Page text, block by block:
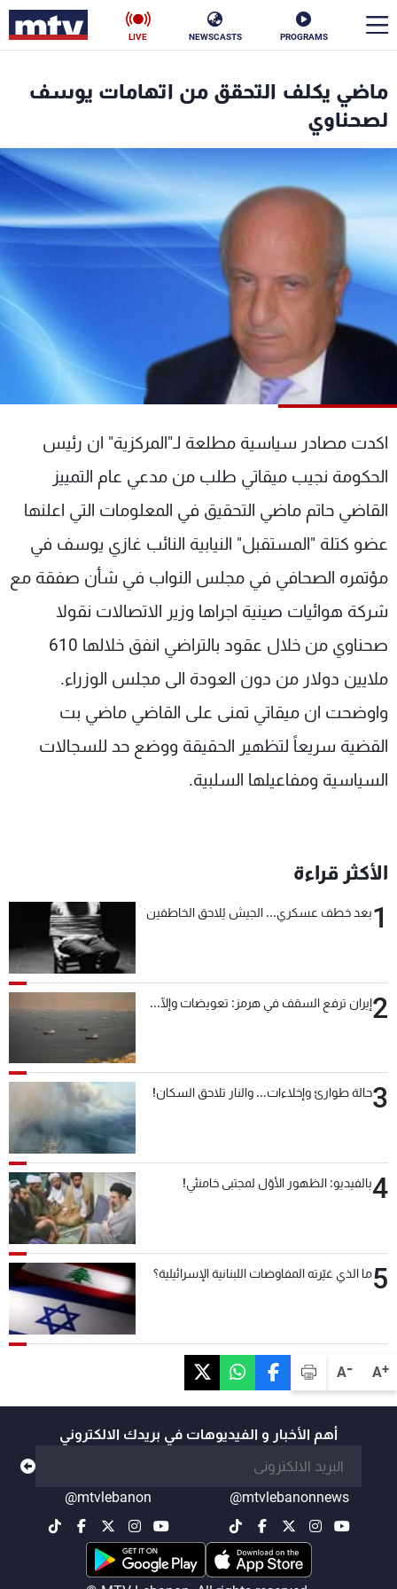
PROGRAMS
NEWSCASTS
LIVE
A+
A-
ماضي يكلف التحقق من اتهامات يوسف
لصحناوي
اكدت مصادر سياسية مطلعة لـ"المركزية" ان رئيس
الحكومة نجيب ميقاتي طلب من مدعي عام التمييز
القاضي حاتم ماضي التحقيق في المعلومات التي اعلنها
عضو كتلة "المستقبل" النيابية النائب غازي يوسف في
مؤتمره الصحافي في مجلس النواب في شأن صفقة مع
شركة هوائيات صينية اجراها وزير الاتصالات نقولا
صحناوي من خلال عقود بالتراضي انفق خلالها 610
ملايين دولار من دون العودة الى مجلس الوزراء.
واوضحت ان ميقاتي تمنى على القاضي ماضي بت
القضية سريعاً لتظهير الحقيقة ووضع حد للسجالات
السياسية ومفاعيلها السلبية.
الأكثر قراءة
1بعد خطف عسكري... الجيش يُلاحق الخاطفين
2إيران ترفع السقف في هرمز: تعويضات وإلّا...
3حالة طوارئ وإخلاءات... والنار تلاحق السكان!
4بالفيديو: الظهور الأوّل لمجتبى خامنئي!
5ما الذي غيّرته المفاوضات اللبنانية الإسرائيلية؟
أهم الأخبار و الفيديوهات في بريدك الالكتروني
@mtvlebanonnews
@mtvlebanon
الأخبار
ناس
إقتصاد
منوعات رياضة
كأس العالم
جدول البرامج
الترددات
الإنـتـاج
لاعلاناتكم
تواصل معنا
شروط الإسـتخدام
سياسة الخصوصية